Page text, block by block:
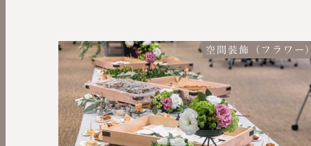
の花も取り入れて季節感を表現しました。
打ち合わせでは先方と一緒に「桜だけでな
く、足元にも彩りを」という方向性を確認
し、枝ものや季節の花を組み合わせて立体
的にデザイン。現場ではPRTIMES様に雇
されているスタッフの方も一緒に1〜2時間
空間装飾（フラワー